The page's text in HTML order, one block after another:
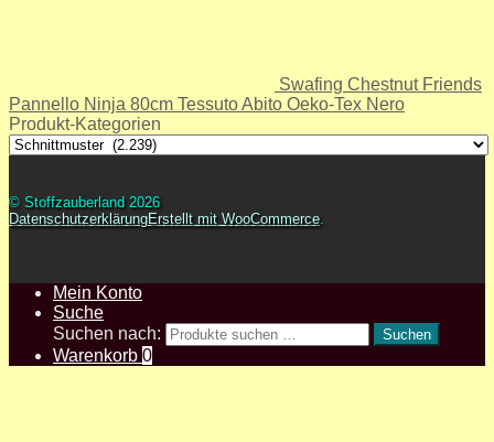
Swafing Chestnut Friends
Pannello Ninja 80cm Tessuto Abito Oeko-Tex Nero
Produkt-Kategorien
© Stoffzauberland 2026
DatenschutzerklärungErstellt mit WooCommerce.
Mein Konto
Suche
Suchen nach:
Suchen
Warenkorb 0